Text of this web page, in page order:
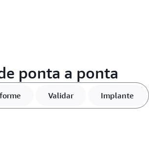
ponta a ponta
Validar Implante